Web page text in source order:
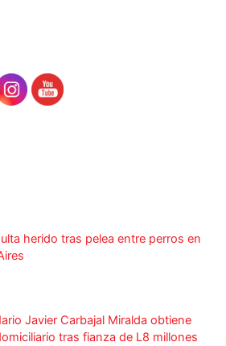
herido tras pelea entre perros en
Javier Carbajal Miralda obtiene
tras fianza de L8 millones